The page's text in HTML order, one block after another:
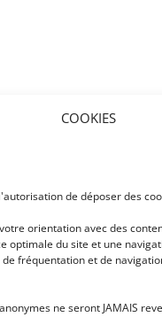
COOKIES
de déposer des
orientation avec des
optimale du site et une
fréquentation et de
ne seront JAMAIS
• École de DJ